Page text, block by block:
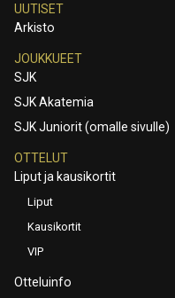
UUTISET
Arkisto
JOUKKUEET
SJK
SJK Akatemia
SJK Juniorit (omalle sivulle)
OTTELUT
Liput ja kausikortit
Liput
Kausikortit
VIP
Otteluinfo